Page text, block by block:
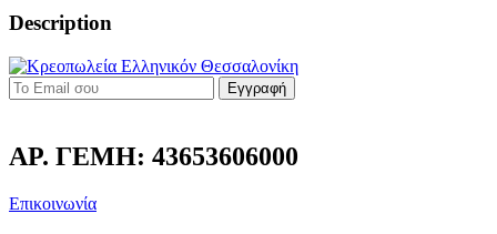
Description
Εγγραφή
ΑΡ. ΓΕΜΗ: 43653606000
Επικοινωνία